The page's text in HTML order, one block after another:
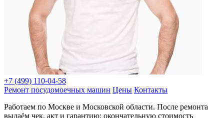
+7 (499) 110-04-58
Ремонт посудомоечных машин Цены Контакты
Работаем по Москве и Московской области. После ремонта
выдаём чек, акт и гарантию; окончательную стоимость